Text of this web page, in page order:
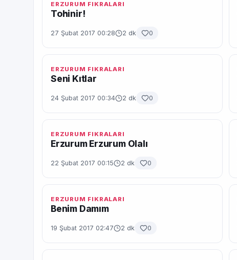
ERZURUM FIKRALARI
Tohinir!
27 Şubat 2017 00:28 2 dk 0
ERZURUM FIKRALARI
Seni Kıtlar
24 Şubat 2017 00:34 2 dk 0
ERZURUM FIKRALARI
Erzurum Erzurum Olalı
22 Şubat 2017 00:15 2 dk 0
ERZURUM FIKRALARI
Benim Damım
19 Şubat 2017 02:47 2 dk 0